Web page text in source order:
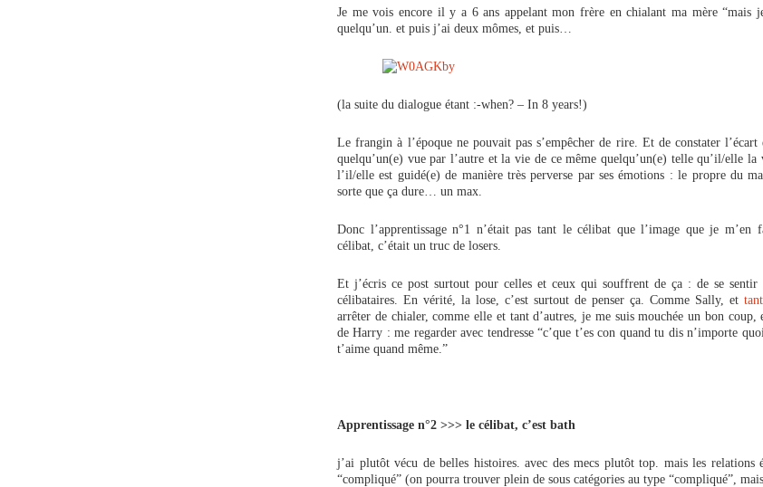
Je me vois encore il y a 6 ans appelant mon frère en chialant ma mère “mais
quelqu’un. et puis j’ai deux mômes, et puis…
(la suite du dialogue étant :-when? – In 8 years!)
Le frangin à l’époque ne pouvait pas s’empêcher de rire. Et de constater
quelqu’un(e) vue par l’autre et la vie de ce même quelqu’un(e) telle qu’il/elle
l’il/elle est guidé(e) de manière très perverse par ses émotions : le propre du
sorte que ça dure… un max.
Donc l’apprentissage n°1 n’était pas tant le célibat que l’image que je
célibat, c’était un truc de losers.
Et j’écris ce post surtout pour celles et ceux qui souffrent de ça : de se sentir
célibataires. En vérité, la lose, c’est surtout de penser ça. Comme Sally, et
arrêter de chialer, comme elle et tant d’autres, je me suis mouchée un bon
de Harry : me regarder avec tendresse “c’que t’es con quand tu dis n’importe
t’aime quand même.”
Apprentissage n°2 >>> le célibat, c’est bath
j’ai plutôt vécu de belles histoires. avec des mecs plutôt top. mais les relations
“compliqué” (on pourra trouver plein de sous catégories au type “compliqué”,